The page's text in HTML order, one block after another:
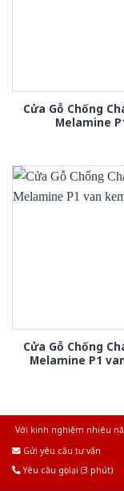
Cửa Gỗ Chống
Melamine
Cửa Gỗ Chống
Melamine P1
Với kinh nghiệm nhiêu
Gửi yêu cầu tư vấn
Yêu cầu gọi lại (3 phút)